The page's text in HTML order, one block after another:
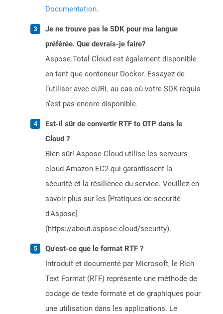
Documentation.
Je ne trouve pas le SDK pour ma langue
préférée. Que devrais-je faire?
Aspose.Total Cloud est également disponible
en tant que conteneur Docker. Essayez de
l’utiliser avec cURL au cas où votre SDK requis
n’est pas encore disponible.
Est-il sûr de convertir RTF to OTP dans le
Cloud ?
Bien sûr! Aspose Cloud utilise les serveurs
cloud Amazon EC2 qui garantissent la
sécurité et la résilience du service. Veuillez en
savoir plus sur les [Pratiques de sécurité
d'Aspose]
(https://about.aspose.cloud/security).
Qu'est-ce que le format RTF ?
Introduit et documenté par Microsoft, le Rich
Text Format (RTF) représente une méthode de
codage de texte formaté et de graphiques pour
une utilisation dans les applications. Le